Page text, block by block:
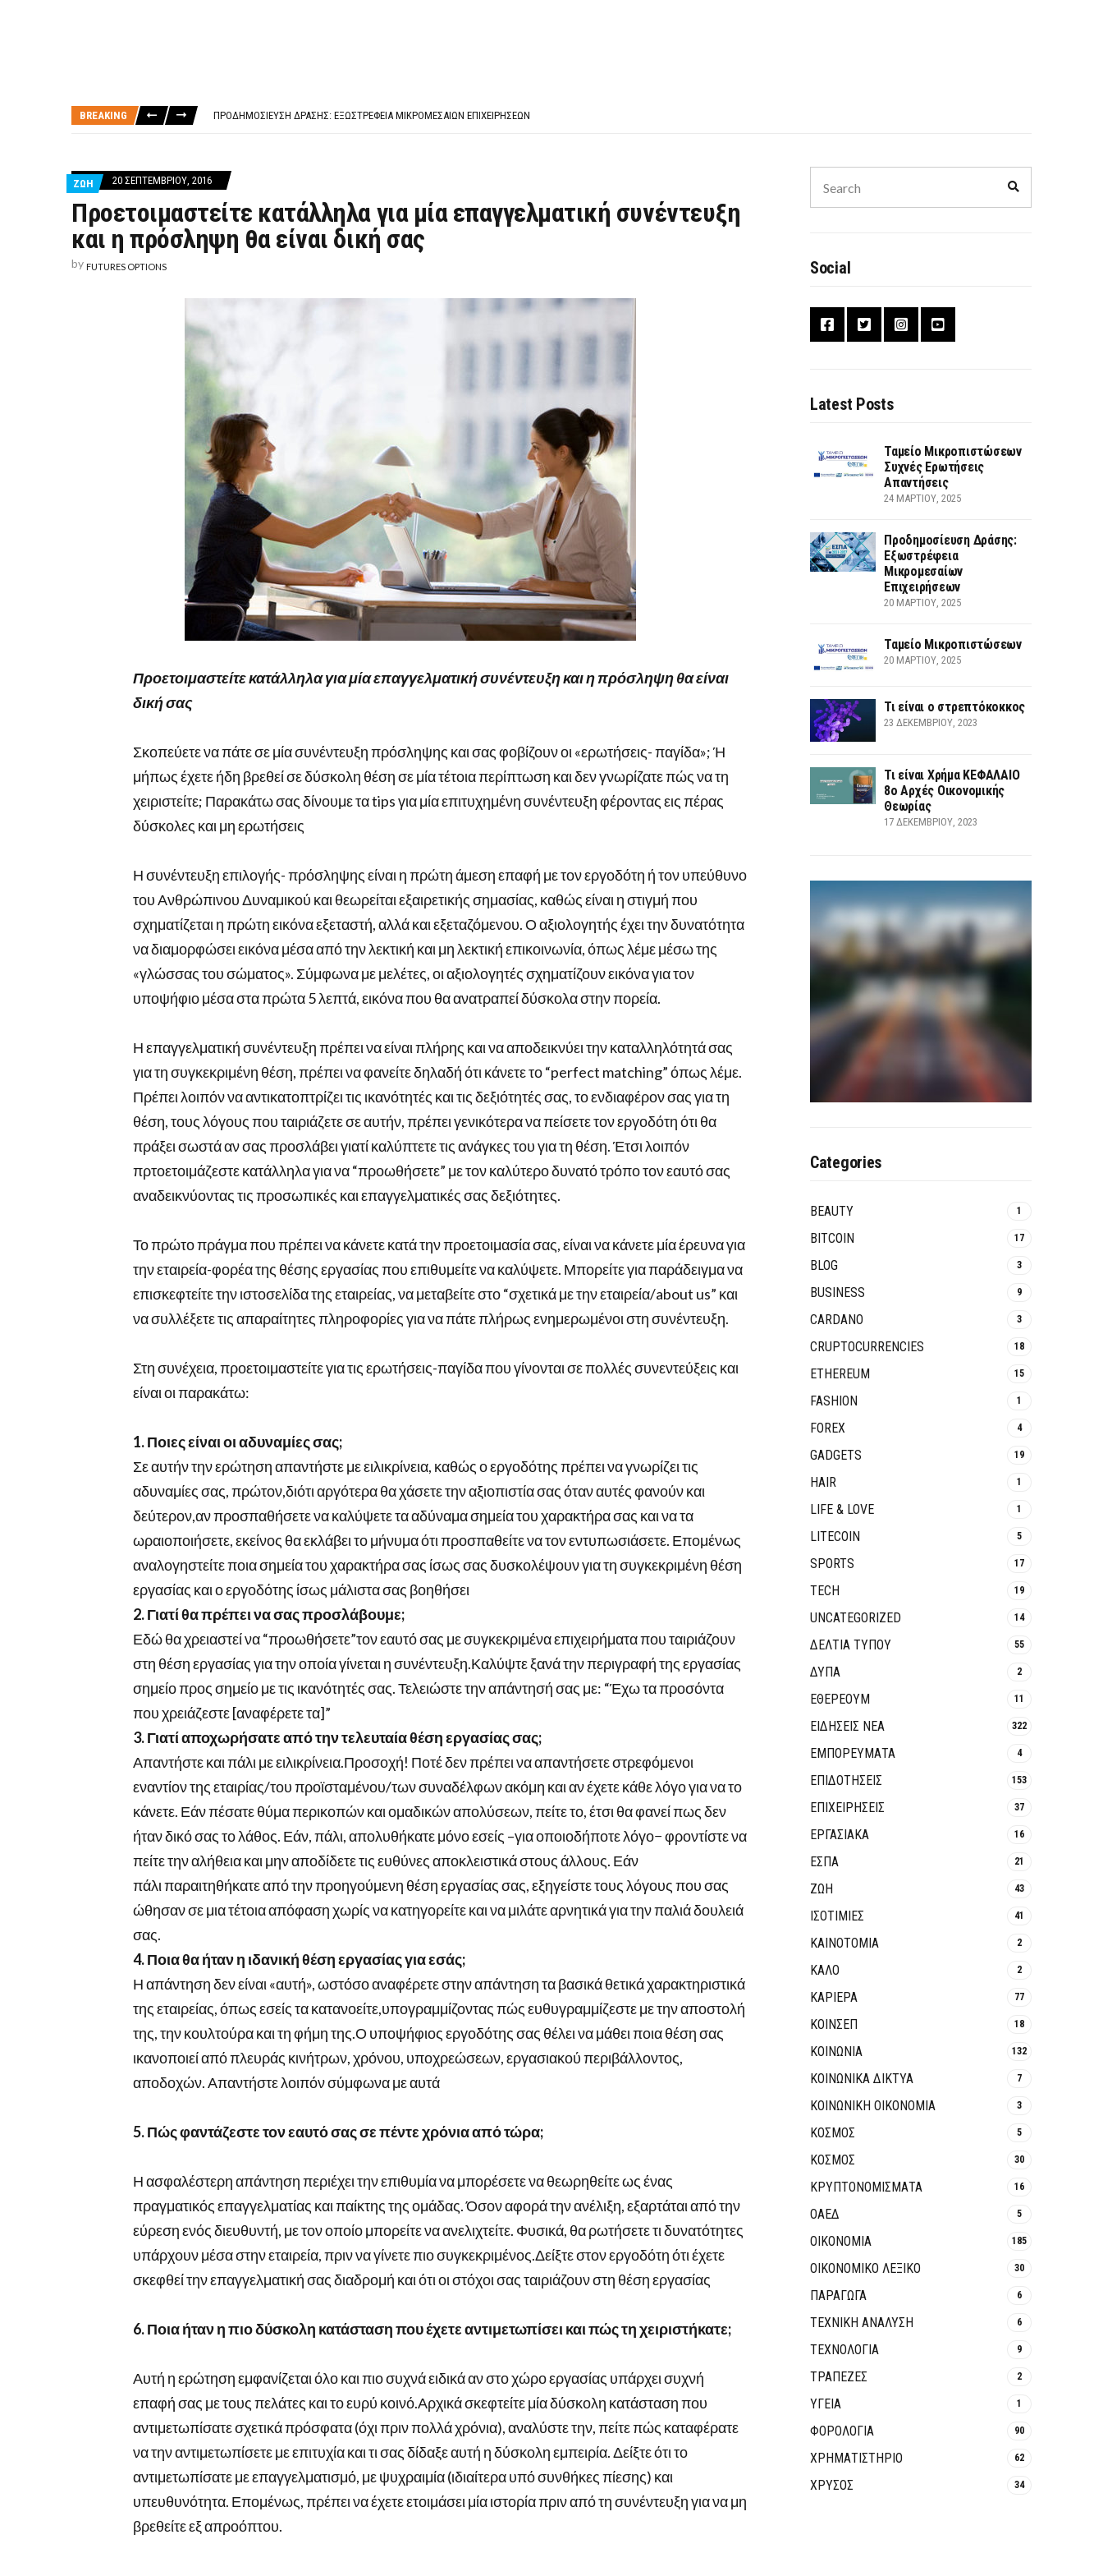
BREAKING
ΠΡΟΔΗΜΟΣΊΕΥΣΗ ΔΡΆΣΗΣ: ΕΞΩΣΤΡΈΦΕΙΑ ΜΙΚΡΟΜΕΣΑΊΩΝ ΕΠΙΧΕΙΡΉΣΕΩΝ
ΤΑΜΕΊΟ ΜΙΚΡΟΠΙΣΤΏΣΕΩΝ ΣΥΧΝΈΣ ΕΡΩΤΉΣΕΙΣ ΑΠΑΝΤΉΣΕΙΣ
ΖΩΗ 20 ΣΕΠΤΕΜΒΡΊΟΥ, 2016
Προετοιμαστείτε κατάλληλα για μία επαγγελματική συνέντευξη
και η πρόσληψη θα είναι δική σας
by FUTURES OPTIONS
Προετοιμαστείτε κατάλληλα για μία επαγγελματική συνέντευξη και η πρόσληψη θα είναι
δική σας
Σκοπεύετε να πάτε σε μία συνέντευξη πρόσληψης και σας φοβίζουν οι «ερωτήσεις- παγίδα»; Ή
μήπως έχετε ήδη βρεθεί σε δύσκολη θέση σε μία τέτοια περίπτωση και δεν γνωρίζατε πώς να τη
χειριστείτε; Παρακάτω σας δίνουμε τα tips για μία επιτυχημένη συνέντευξη φέροντας εις πέρας
δύσκολες και μη ερωτήσεις
Η συνέντευξη επιλογής- πρόσληψης είναι η πρώτη άμεση επαφή με τον εργοδότη ή τον υπεύθυνο
του Ανθρώπινου Δυναμικού και θεωρείται εξαιρετικής σημασίας, καθώς είναι η στιγμή που
σχηματίζεται η πρώτη εικόνα εξεταστή, αλλά και εξεταζόμενου. Ο αξιολογητής έχει την δυνατότητα
να διαμορφώσει εικόνα μέσα από την λεκτική και μη λεκτική επικοινωνία, όπως λέμε μέσω της
«γλώσσας του σώματος». Σύμφωνα με μελέτες, οι αξιολογητές σχηματίζουν εικόνα για τον
υποψήφιο μέσα στα πρώτα 5 λεπτά, εικόνα που θα ανατραπεί δύσκολα στην πορεία.
Η επαγγελματική συνέντευξη πρέπει να είναι πλήρης και να αποδεικνύει την καταλληλότητά σας
για τη συγκεκριμένη θέση, πρέπει να φανείτε δηλαδή ότι κάνετε το “perfect matching” όπως λέμε.
Πρέπει λοιπόν να αντικατοπτρίζει τις ικανότητές και τις δεξιότητές σας, το ενδιαφέρον σας για τη
θέση, τους λόγους που ταιριάζετε σε αυτήν, πρέπει γενικότερα να πείσετε τον εργοδότη ότι θα
πράξει σωστά αν σας προσλάβει γιατί καλύπτετε τις ανάγκες του για τη θέση. Έτσι λοιπόν
πρτοετοιμάζεστε κατάλληλα για να “προωθήσετε” με τον καλύτερο δυνατό τρόπο τον εαυτό σας
αναδεικνύοντας τις προσωπικές και επαγγελματικές σας δεξιότητες.
Το πρώτο πράγμα που πρέπει να κάνετε κατά την προετοιμασία σας, είναι να κάνετε μία έρευνα για
την εταιρεία-φορέα της θέσης εργασίας που επιθυμείτε να καλύψετε. Μπορείτε για παράδειγμα να
επισκεφτείτε την ιστοσελίδα της εταιρείας, να μεταβείτε στο “σχετικά με την εταιρεία/about us” και
να συλλέξετε τις απαραίτητες πληροφορίες για να πάτε πλήρως ενημερωμένοι στη συνέντευξη.
Στη συνέχεια, προετοιμαστείτε για τις ερωτήσεις-παγίδα που γίνονται σε πολλές συνεντεύξεις και
είναιοι παρακάτω:
1. Ποιες είναι οι αδυναμίες σας;
Σε αυτήν την ερώτηση απαντήστε με ειλικρίνεια, καθώς ο εργοδότης πρέπει να γνωρίζει τις
αδυναμίες σας, πρώτον,διότι αργότερα θα χάσετε την αξιοπιστία σας όταν αυτές φανούν και
δεύτερον,αν προσπαθήσετε να καλύψετε τα αδύναμα σημεία του χαρακτήρα σας και να τα
ωραιοποιήσετε, εκείνος θα εκλάβει το μήνυμα ότι προσπαθείτε να τον εντυπωσιάσετε. Επομένως
αναλογηστείτε ποια σημεία του χαρακτήρα σας ίσως σας δυσκολέψουν για τη συγκεκριμένη θέση
εργασίας και ο εργοδότης ίσως μάλιστα σας βοηθήσει
2. Γιατί θα πρέπει να σας προσλάβουμε;
Εδώ θα χρειαστεί να “προωθήσετε”τον εαυτό σας με συγκεκριμένα επιχειρήματα που ταιριάζουν
στη θέση εργασίας για την οποία γίνεται η συνέντευξη.Καλύψτε ξανά την περιγραφή της εργασίας
σημείο προς σημείο με τις ικανότητές σας. Τελειώστε την απάντησή σας με: “Έχω τα προσόντα
που χρειάζεστε [αναφέρετε τα]”
3. Γιατί αποχωρήσατε από την τελευταία θέση εργασίας σας;
Απαντήστε και πάλι με ειλικρίνεια.Προσοχή! Ποτέ δεν πρέπει να απαντήσετε στρεφόμενοι
εναντίον της εταιρίας/του προϊσταμένου/των συναδέλφων ακόμη και αν έχετε κάθε λόγο για να το
κάνετε. Εάν πέσατε θύμα περικοπών και ομαδικών απολύσεων, πείτε το, έτσι θα φανεί πως δεν
ήταν δικό σας το λάθος. Εάν, πάλι, απολυθήκατε μόνο εσείς –για οποιοδήποτε λόγο− φροντίστε να
πείτε την αλήθεια και μην αποδίδετε τις ευθύνες αποκλειστικά στους άλλους. Εάν
πάλι παραιτηθήκατε από την προηγούμενη θέση εργασίας σας, εξηγείστε τους λόγους που σας
ώθησαν σε μια τέτοια απόφαση χωρίς να κατηγορείτε και να μιλάτε αρνητικά για την παλιά δουλειά
σας.
4. Ποια θα ήταν η ιδανική θέση εργασίας για εσάς;
Η απάντηση δεν είναι «αυτή», ωστόσο αναφέρετε στην απάντηση τα βασικά θετικά χαρακτηριστικά
της εταιρείας, όπως εσείς τα κατανοείτε,υπογραμμίζοντας πώς ευθυγραμμίζεστε με την αποστολή
της, την κουλτούρα και τη φήμη της.Ο υποψήφιος εργοδότης σας θέλει να μάθει ποια θέση σας
ικανοποιεί από πλευράς κινήτρων, χρόνου, υποχρεώσεων, εργασιακού περιβάλλοντος,
αποδοχών. Απαντήστε λοιπόν σύμφωνα με αυτά
5. Πώς φαντάζεστε τον εαυτό σας σε πέντε χρόνια από τώρα;
Η ασφαλέστερη απάντηση περιέχει την επιθυμία να μπορέσετε να θεωρηθείτε ως ένας
πραγματικός επαγγελματίας και παίκτης της ομάδας. Όσον αφορά την ανέλιξη, εξαρτάται από την
εύρεση ενός διευθυντή, με τον οποίο μπορείτε να ανελιχτείτε. Φυσικά, θα ρωτήσετε τι δυνατότητες
υπάρχουν μέσα στην εταιρεία, πριν να γίνετε πιο συγκεκριμένος.Δείξτε στον εργοδότη ότι έχετε
σκεφθεί την επαγγελματική σας διαδρομή και ότι οι στόχοι σας ταιριάζουν στη θέση εργασίας
6. Ποια ήταν η πιο δύσκολη κατάσταση που έχετε αντιμετωπίσει και πώς τη χειριστήκατε;
Αυτή η ερώτηση εμφανίζεται όλο και πιο συχνά ειδικά αν στο χώρο εργασίας υπάρχει συχνή
επαφή σας με τους πελάτες και το ευρύ κοινό.Αρχικά σκεφτείτε μία δύσκολη κατάσταση που
αντιμετωπίσατε σχετικά πρόσφατα (όχι πριν πολλά χρόνια), αναλύστε την, πείτε πώς καταφέρατε
να την αντιμετωπίσετε με επιτυχία και τι σας δίδαξε αυτή η δύσκολη εμπειρία. Δείξτε ότι το
αντιμετωπίσατε με επαγγελματισμό, με ψυχραιμία (ιδιαίτερα υπό συνθήκες πίεσης) και
υπευθυνότητα. Επομένως, πρέπει να έχετε ετοιμάσει μία ιστορία πριν από τη συνέντευξη για να μη
βρεθείτε εξ απροόπτου.
for:
Social
Latest Posts
Ταμείο Μικροπιστώσεων
Συχνές Ερωτήσεις
Απαντήσεις
24 ΜΑΡΤΊΟΥ, 2025
Προδημοσίευση Δράσης:
Εξωστρέφεια
Μικρομεσαίων
Επιχειρήσεων
20 ΜΑΡΤΊΟΥ, 2025
Ταμείο Μικροπιστώσεων
20 ΜΑΡΤΊΟΥ, 2025
Τι είναι ο στρεπτόκοκκος
23 ΔΕΚΕΜΒΡΊΟΥ, 2023
Τι είναι Χρήμα ΚΕΦΑΛΑΙΟ
8ο Αρχές Οικονομικής
Θεωρίας
17 ΔΕΚΕΜΒΡΊΟΥ, 2023
Categories
BEAUTY 1
BITCOIN 17
BLOG 3
BUSINESS 9
CARDANO 3
CRUPTOCURRENCIES 18
ETHEREUM 15
FASHION 1
FOREX 4
GADGETS 19
HAIR 1
LIFE & LOVE 1
LITECOIN 5
SPORTS 17
TECH 19
UNCATEGORIZED 14
ΔΕΛΤΙΑ ΤΥΠΟΥ 55
ΔΥΠΑ 2
ΕΘΈΡΕΟΥΜ 11
ΕΙΔΗΣΕΙΣ ΝΕΑ 322
ΕΜΠΟΡΕΥΜΑΤΑ 4
ΕΠΙΔΟΤΗΣΕΙΣ 153
ΕΠΙΧΕΙΡΗΣΕΙΣ 37
ΕΡΓΑΣΙΑΚΑ 16
ΕΣΠΑ 21
ΖΩΗ 43
ΙΣΟΤΙΜΙΕΣ 41
ΚΑΙΝΟΤΟΜΊΑ 2
ΚΑΛΟ 2
ΚΑΡΙΕΡΑ 77
ΚΟΙΝΣΕΠ 18
ΚΟΙΝΩΝΙΑ 132
ΚΟΙΝΩΝΙΚΆ ΔΊΚΤΥΑ 7
ΚΟΙΝΩΝΙΚΉ ΟΙΚΟΝΟΜΊΑ 3
ΚΟΣΜΟΣ 5
ΚΟΣΜΟΣ 30
ΚΡΥΠΤΟΝΟΜΊΣΜΑΤΑ 16
ΟΑΕΔ 5
ΟΙΚΟΝΟΜΙΑ 185
ΟΙΚΟΝΟΜΙΚΟ ΛΕΞΙΚΟ 30
ΠΑΡΑΓΩΓΑ 6
ΤΕΧΝΙΚΗ ΑΝΑΛΥΣΗ 6
ΤΕΧΝΟΛΟΓΙΑ 9
ΤΡΆΠΕΖΕΣ 2
ΥΓΕΙΑ 1
ΦΟΡΟΛΟΓΙΑ 90
ΧΡΗΜΑΤΙΣΤΗΡΙΟ 62
ΧΡΥΣΟΣ 34